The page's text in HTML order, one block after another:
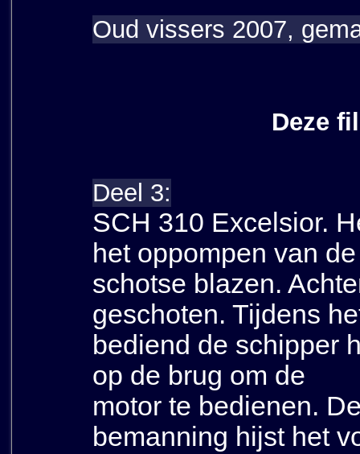
Oud vissers 2007,
Deze
Deel 3:
SCH 310 Excelsior.
het oppompen van de
schotse blazen.
geschoten. Tijdens
bediend de schipper
op de brug om de
motor te bedienen.
bemanning hijst het